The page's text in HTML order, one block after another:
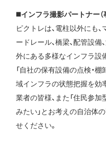
◼️インフラ撮影パートナー（
ピクトレは、電柱以外にも
ードレール、橋梁、配管設備
外にある多様なインフラ設
「自社の保有設備の点検・
域インフラの状態把握を効
業者の皆様、また「住民参
みたい」とお考えの自治体
せください。